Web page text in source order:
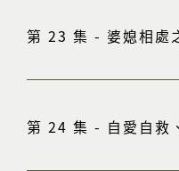
第 23 集 - 婆媳相處
第 24 集 - 自愛自救